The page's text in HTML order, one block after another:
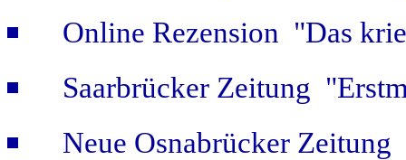
Online Rezension "Das
Saarbrücker Zeitung
Neue Osnabrücker